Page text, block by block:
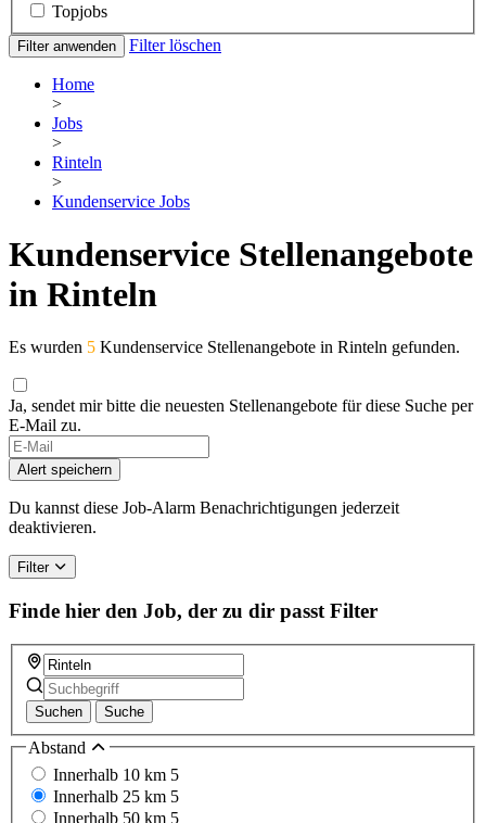
Topjobs
Filter anwenden Filter löschen
Home
>
Jobs
>
Rinteln
>
Kundenservice Jobs
Kundenservice Stellenangebote
in Rinteln
Es wurden 5 Kundenservice Stellenangebote in Rinteln gefunden.
Ja, sendet mir bitte die neuesten Stellenangebote für diese Suche per
E-Mail zu.
If
you
are
a
human,
this
field
Alert speichern
Du kannst diese Job-Alarm Benachrichtigungen jederzeit
deaktivieren.
Filter
Finde hier den Job, der zu dir passt Filter
Suchen Suche
Abstand
Innerhalb 10 km 5
Innerhalb 25 km 5
Innerhalb 50 km 5